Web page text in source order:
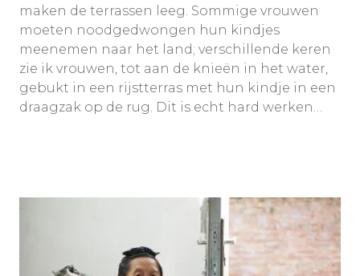
maken de terrassen leeg. Sommige vrouwen
moeten noodgedwongen hun kindjes
meenemen naar het land; verschillende keren
zie ik vrouwen, tot aan de knieën in het water,
gebukt in een rijstterras met hun kindje in een
draagzak op de rug. Dit is echt hard werken…